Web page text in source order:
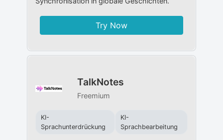
Try Now
TalkNotes
Freemium
KI-
Sprachunterdrückung
KI-
Sprachbearbeitung